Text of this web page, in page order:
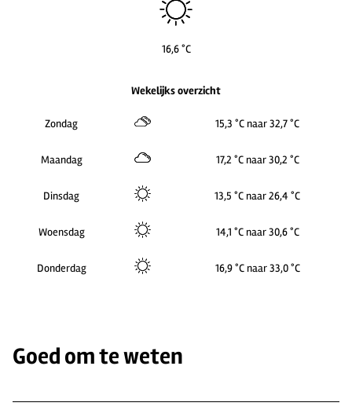
16,6 °C
Wekelijks overzicht
Zondag 15,3 °C naar 32,7 °C
Maandag 17,2 °C naar 30,2 °C
Dinsdag 13,5 °C naar 26,4 °C
Woensdag 14,1 °C naar 30,6 °C
Donderdag 16,9 °C naar 33,0 °C
Goed om te weten